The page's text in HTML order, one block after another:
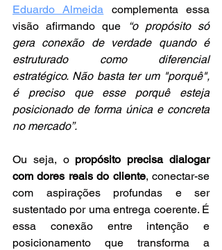
Eduardo Almeida complementa essa
visão afirmando que
“o propósito só
gera conexão de verdade quando é
estruturado como diferencial
estratégico. Não basta ter um "porquê",
é preciso que esse porquê esteja
posicionado de forma única e concreta
no mercado”.
Ou seja, o propósito precisa dialogar
com dores reais do cliente, conectar-se
com aspirações profundas e ser
sustentado por uma entrega coerente. É
essa conexão entre intenção e
posicionamento que transforma a